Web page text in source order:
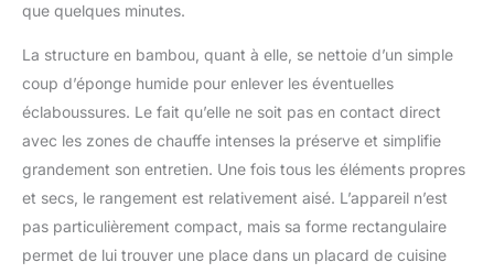
que quelques minutes.
La structure en bambou, quant à elle, se nettoie d’un simple
coup d’éponge humide pour enlever les éventuelles
éclaboussures. Le fait qu’elle ne soit pas en contact direct
avec les zones de chauffe intenses la préserve et simplifie
grandement son entretien. Une fois tous les éléments propres
et secs, le rangement est relativement aisé. L’appareil n’est
pas particulièrement compact, mais sa forme rectangulaire
permet de lui trouver une place dans un placard de cuisine